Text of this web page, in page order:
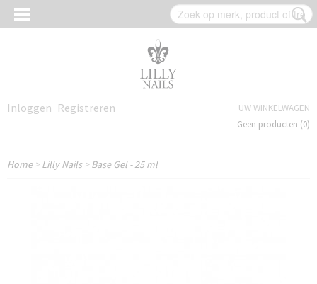
Inloggen Registreren
UW WINKELWAGEN
Geen producten (0)
Home>Lilly Nails>Base Gel - 25 ml